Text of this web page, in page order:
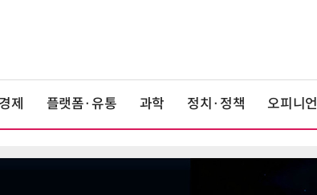
경제 플랫폼·유통 과학 정치·정책 오피니언